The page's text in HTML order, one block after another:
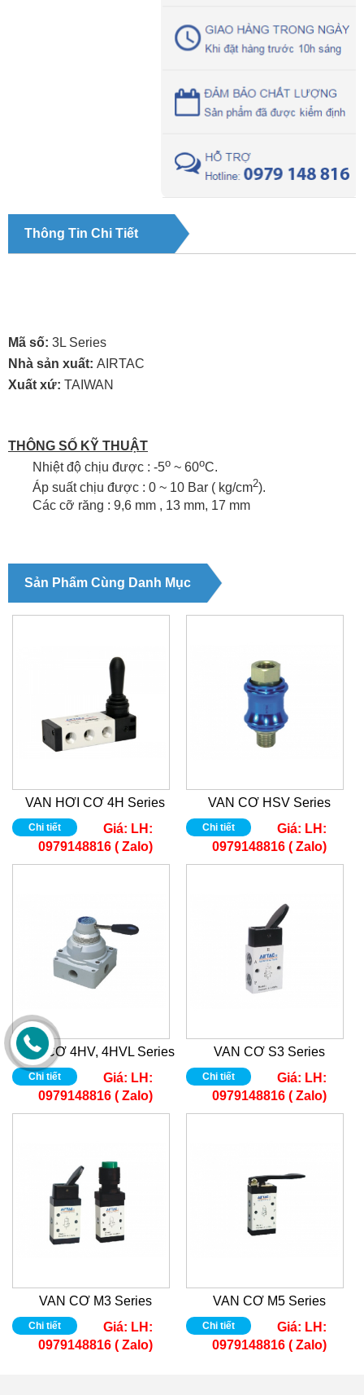
Thông Tin Chi Tiết
Mã số: 3L Series
Nhà sản xuất: AIRTAC
Xuất xứ: TAIWAN
THÔNG SỐ KỸ THUẬT
Nhiệt độ chịu được : -5o ~ 60oC.
Áp suất chịu được : 0 ~ 10 Bar ( kg/cm2).
Các cỡ răng : 9,6 mm , 13 mm, 17 mm
Sản Phẩm Cùng Danh Mục
VAN HƠI CƠ 4H Series
Chi tiết Giá: LH:
0979148816 ( Zalo)
VAN CƠ HSV Series
Chi tiết Giá: LH:
0979148816 ( Zalo)
VAN CƠ 4HV, 4HVL Series
Chi tiết Giá: LH:
0979148816 ( Zalo)
VAN CƠ S3 Series
Chi tiết Giá: LH:
0979148816 ( Zalo)
VAN CƠ M3 Series
Chi tiết Giá: LH:
0979148816 ( Zalo)
VAN CƠ M5 Series
Chi tiết Giá: LH:
0979148816 ( Zalo)